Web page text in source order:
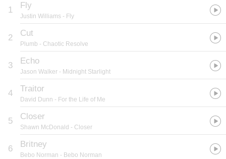
1 Fly
Justin Williams - Fly
2 Cut
Plumb - Chaotic Resolve
3 Echo
Jason Walker - Midnight Starlight
4 Traitor
David Dunn - For the Life of Me
5 Closer
Shawn McDonald - Closer
6 Britney
Bebo Norman - Bebo Norman